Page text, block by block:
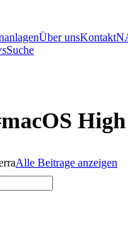
Über unsKontakt
Suche
Alle Beitrage anzeigen